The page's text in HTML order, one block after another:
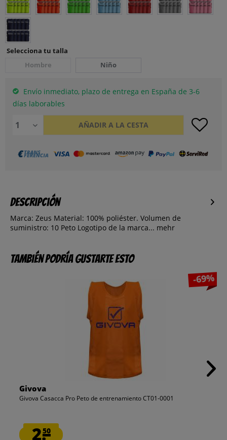
Selecciona tu talla
Hombre
Niño
Envío inmediato, plazo de entrega en España de 3-6
días laborables
AÑADIR A LA CESTA
Descripción
Marca: Zeus Material: 100% poliéster. Volumen de
suministro: 10 Peto Logotipo de la marca... mehr
También podría gustarte esto
-69%
Givova
Givova Casacca Pro Peto de entrenamiento CT01-0001
2.50